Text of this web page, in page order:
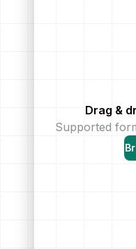
Drag &
Supported